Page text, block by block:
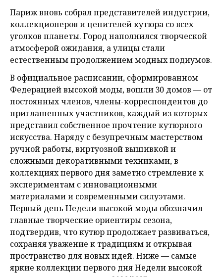
Париж вновь собрал представителей индустрии,
коллекционеров и ценителей кутюра со всех
уголков планеты. Город наполнился творческой
атмосферой ожидания, а улицы стали
естественным продолжением модных подиумов.
В официальное расписании, сформированном
Федерацией высокой моды, вошли 30 домов — от
постоянных членов, члены-корреспондентов до
приглашенных участников, каждый из которых
представил собственное прочтение кутюрного
искусства. Наряду с безупречным мастерством
ручной работы, виртуозной вышивкой и
сложными декоративными техниками, в
коллекциях первого дня заметно стремление к
экспериментам с инновационными
материалами и современными силуэтами.
Первый день Недели высокой моды обозначил
главные творческие ориентиры сезона,
подтвердив, что кутюр продолжает развиваться,
сохраняя уважение к традициям и открывая
пространство для новых идей. Ниже — самые
яркие коллекции первого дня Недели высокой